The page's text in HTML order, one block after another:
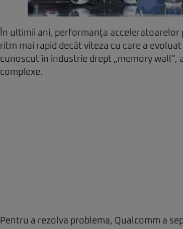
În ultimii ani, performanța
ritm mai rapid decât viteza cu care a
cunoscut în industrie drept „memory
complexe.
Pentru a rezolva problema, Qualcomm a